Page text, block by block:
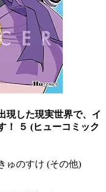
現した現実世界で、イ
！ ５ (ヒューコミック
ゅのすけ (その他)